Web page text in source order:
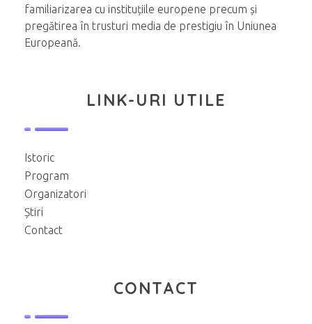
familiarizarea cu instituțiile europene precum și
pregătirea în trusturi media de prestigiu în Uniunea
Europeană.
LINK-URI UTILE
Istoric
Program
Organizatori
Știri
Contact
CONTACT